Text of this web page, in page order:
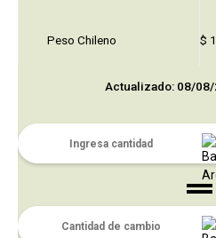
Peso Chileno $
Actualizado: 08/